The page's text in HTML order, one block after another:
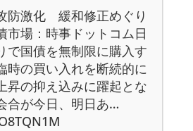
防激化 緩和修正めぐり
場：時事ドットコム日
で国債を無制限に購入す
時の買い入れを断続的に
昇の抑え込みに躍起とな
合が今日、明日あ…